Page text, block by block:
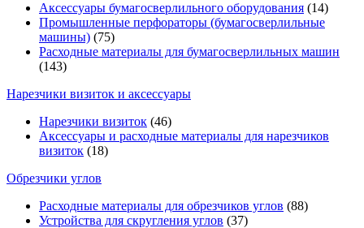
Аксессуары бумагосверлильного оборудования (14)
Промышленные перфораторы (бумагосверлильные
машины) (75)
Расходные материалы для бумагосверлильных машин
(143)
Нарезчики визиток и аксессуары
Нарезчики визиток (46)
Аксессуары и расходные материалы для нарезчиков
визиток (18)
Обрезчики углов
Расходные материалы для обрезчиков углов (88)
Устройства для скругления углов (37)